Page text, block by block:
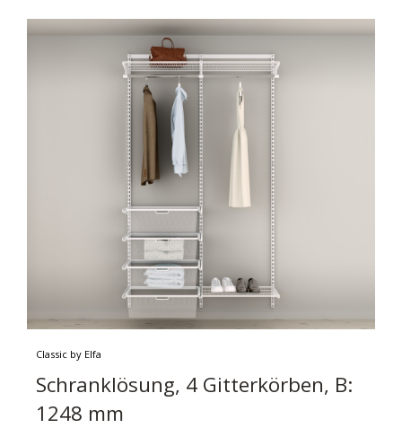
Classic by Elfa
Schranklösung, 4 Gitterkörben, B:
1248 mm